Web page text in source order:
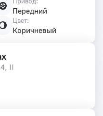
Передний
Цвет:
Коричневый
II